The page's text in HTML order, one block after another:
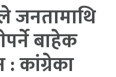
जनतामाथि
बाहेक
कांग्रेका